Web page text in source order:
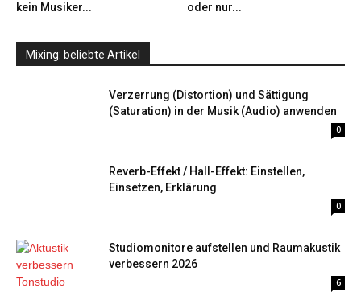
kein Musiker...
oder nur...
Mixing: beliebte Artikel
Verzerrung (Distortion) und Sättigung
(Saturation) in der Musik (Audio) anwenden
0
Reverb-Effekt / Hall-Effekt: Einstellen,
Einsetzen, Erklärung
0
Studiomonitore aufstellen und Raumakustik
verbessern 2026
6